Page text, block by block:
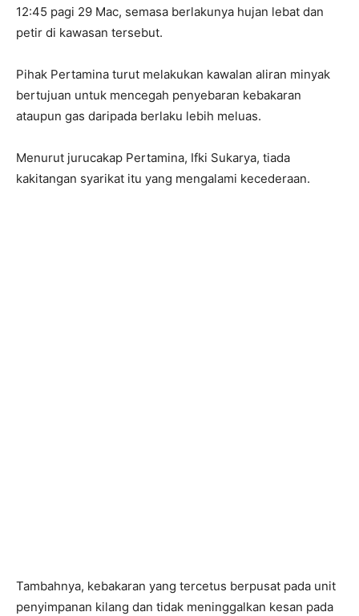
r
s
12:45 pagi 29 Mac, semasa berlakunya hujan lebat dan
petir di kawasan tersebut.
Pihak Pertamina turut melakukan kawalan aliran minyak
bertujuan untuk mencegah penyebaran kebakaran
ataupun gas daripada berlaku lebih meluas.
Menurut jurucakap Pertamina, Ifki Sukarya, tiada
kakitangan syarikat itu yang mengalami kecederaan.
Tambahnya, kebakaran yang tercetus berpusat pada unit
penyimpanan kilang dan tidak meninggalkan kesan pada